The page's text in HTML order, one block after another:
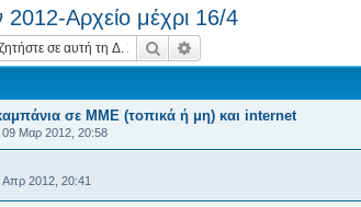
Αρχείο μέχρι 16/4
Αναζήτηση
σε ΜΜΕ (τοπικά ή μη) και internet
09 Μαρ 2012, 20:58
Απρ 2012, 20:41